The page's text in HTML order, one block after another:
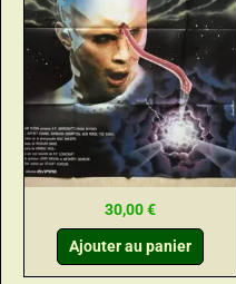
30,00€
Ajouter au panier